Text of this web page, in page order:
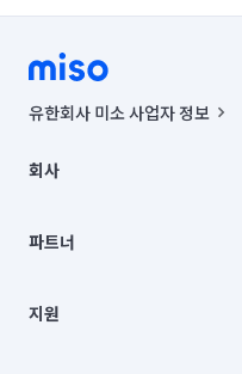
유한회사 미소 사업자 정보
00019 |
주소 | 본사: 서울특별시 종로구
컨택센터 : 서울특별시 종로구
상품, 상품정보, 거래에 관한 의
언론 보도 관련 문의:
회사
채용
파트너
이사
지원